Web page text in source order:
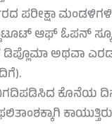
ಪರೀಕ್ಷಾ
ಆಫ್ ಓಪನ್
ಅಥವಾ
ಕೊನೆಯ